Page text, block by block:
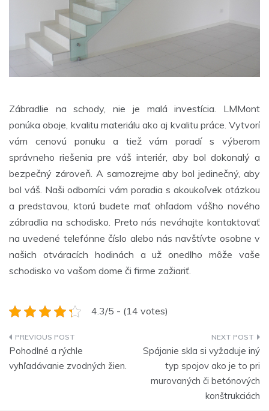
Zábradlie na schody, nie je malá investícia. LMMont
ponúka oboje, kvalitu materiálu ako aj kvalitu práce. Vytvorí
vám cenovú ponuku a tiež vám poradí s výberom
správneho riešenia pre váš interiér, aby bol dokonalý a
bezpečný zároveň. A samozrejme aby bol jedinečný, aby
bol váš. Naši odborníci vám poradia s akoukoľvek otázkou
a predstavou, ktorú budete mať ohľadom vášho nového
zábradlia na schodisko. Preto nás neváhajte kontaktovať
na uvedené telefónne číslo alebo nás navštívte osobne v
našich otváracích hodinách a už onedlho môže vaše
schodisko vo vašom dome či firme zažiariť.
4.3/5 - (14 votes)
Navigace
pro
Pohodlné a rýchle
vyhľadávanie zvodných žien.
Spájanie skla si vyžaduje iný
typ spojov ako je to pri
murovaných či betónových
konštrukciách